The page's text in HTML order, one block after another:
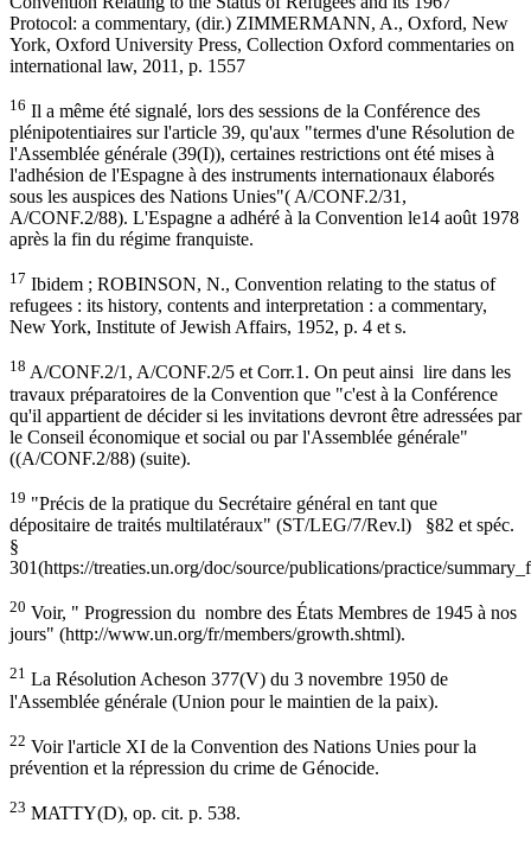
Protocol: a commentary, (dir.) ZIMMERMANN, A., Oxford, New
York, Oxford University Press, Collection Oxford commentaries on
international law, 2011, p. 1557
16 Il a même été signalé, lors des sessions de la Conférence des
plénipotentiaires sur l'article 39, qu'aux "termes d'une Résolution de
l'Assemblée générale (39(I)), certaines restrictions ont été mises à
l'adhésion de l'Espagne à des instruments internationaux élaborés
sous les auspices des Nations Unies"( A/CONF.2/31,
A/CONF.2/88). L'Espagne a adhéré à la Convention le14 août 1978
après la fin du régime franquiste.
17 Ibidem ; ROBINSON, N., Convention relating to the status of
refugees : its history, contents and interpretation : a commentary,
New York, Institute of Jewish Affairs, 1952, p. 4 et s.
18 A/CONF.2/1, A/CONF.2/5 et Corr.1. On peut ainsi lire dans les
travaux préparatoires de la Convention que "c'est à la Conférence
qu'il appartient de décider si les invitations devront être adressées par
le Conseil économique et social ou par l'Assemblée générale"
((A/CONF.2/88) (suite).
19 "Précis de la pratique du Secrétaire général en tant que
dépositaire de traités multilatéraux" (ST/LEG/7/Rev.l) §82 et spéc.
§
301(https://treaties.un.org/doc/source/publications/practice/
20 Voir, " Progression du nombre des États Membres de 1945 à nos
jours" (http://www.un.org/fr/members/growth.shtml).
21 La Résolution Acheson 377(V) du 3 novembre 1950 de
l'Assemblée générale (Union pour le maintien de la paix).
22 Voir l'article XI de la Convention des Nations Unies pour la
prévention et la répression du crime de Génocide.
23 MATTY(D), op. cit. p. 538.